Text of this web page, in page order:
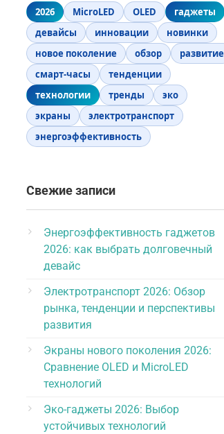
2026 MicroLED OLED
гаджеты
девайсы
инновации
новинки
новое поколение
обзор
развитие
смарт-часы
тенденции
технологии
тренды
эко
экраны
электротранспорт
энергоэффективность
Свежие записи
Энергоэффективность гаджетов
2026: как выбрать долговечный
девайс
Электротранспорт 2026: Обзор
рынка, тенденции и перспективы
развития
Экраны нового поколения 2026:
Сравнение OLED и MicroLED
технологий
Эко-гаджеты 2026: Выбор
устойчивых технологий